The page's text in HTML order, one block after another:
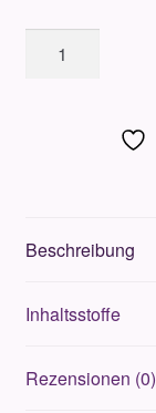
Aventus
Beschreibung
Inhaltsstoffe
Rezensionen (0)